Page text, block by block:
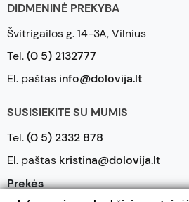
DIDMENINĖ PREKYBA
Švitrigailos g. 14-3A, Vilnius
Tel.(0 5) 2132777
El. paštas info@dolovija.lt
SUSISIEKITE SU MUMIS
Tel.(0 5) 2332 878
El. paštas kristina@dolovija.lt
Prekės